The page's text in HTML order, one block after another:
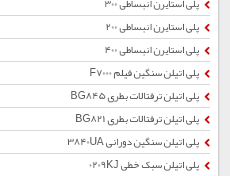
پلی استایرن انبساطی 200
پلی استایرن انبساطی 400
پلی اتیلن سنگین فیلم F7000
پلی اتیلن ترفتالات بطری BG845
پلی اتیلن ترفتالات بطری BG821
پلی اتیلن سنگین دورانی 3840UA
پلی اتیلن سبک خطی 0209KJ